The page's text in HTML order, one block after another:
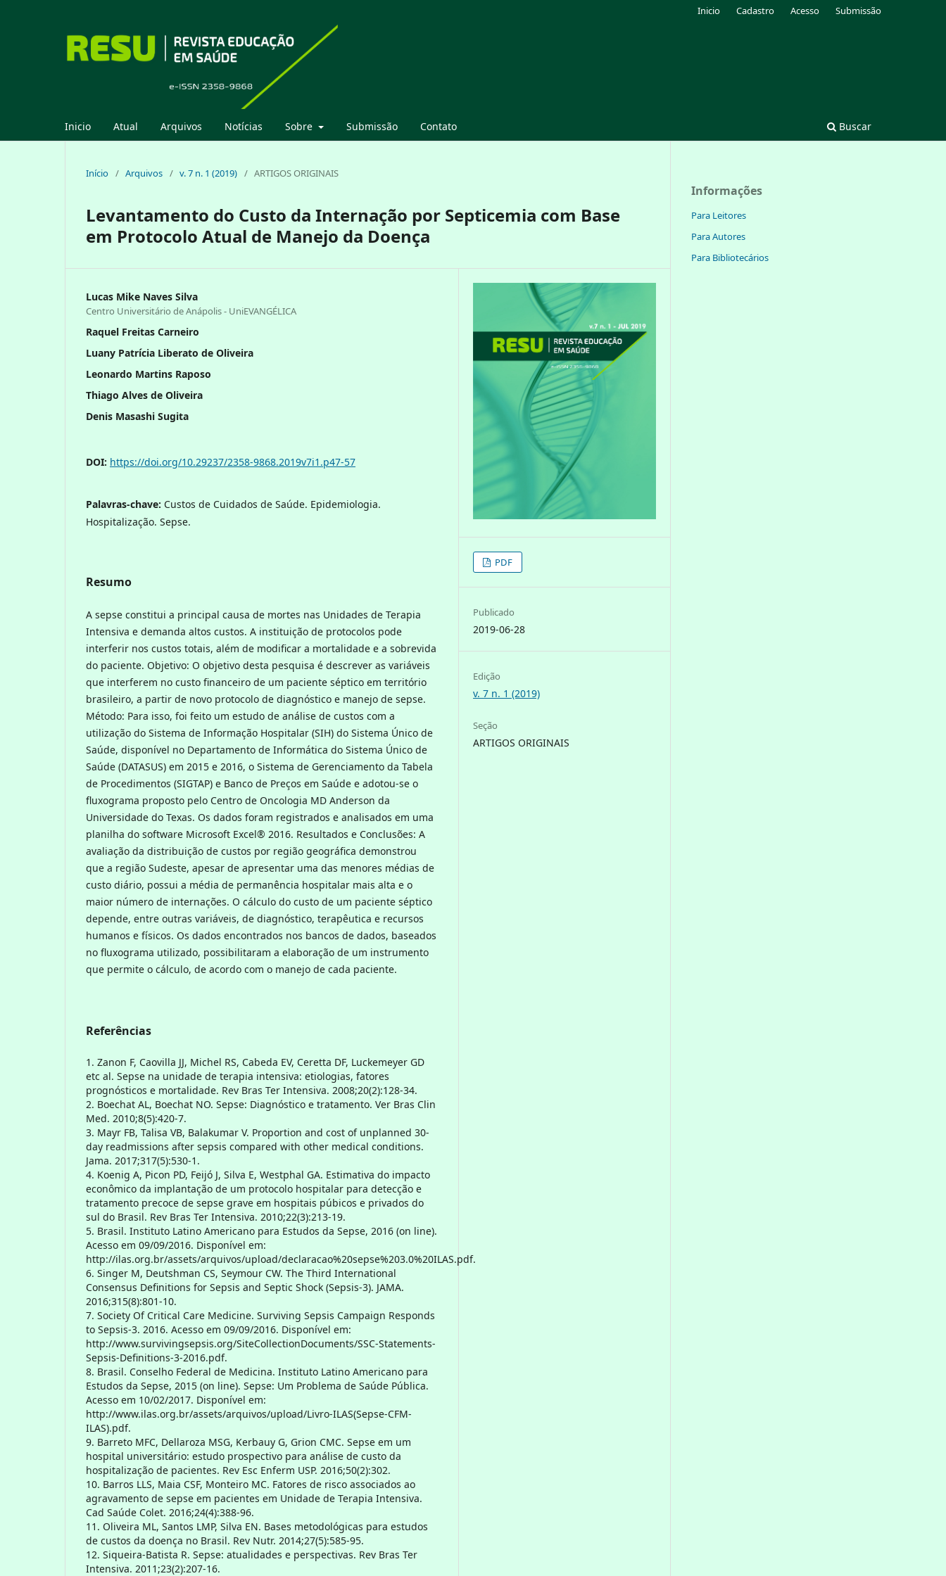
Inicio Atual Arquivos Notícias Sobre Submissão Contato Buscar
Inicio Cadastro Acesso Submissão
Início / Arquivos / v. 7 n. 1 (2019) / ARTIGOS ORIGINAIS
Levantamento do Custo da Internação por Septicemia com Base
em Protocolo Atual de Manejo da Doença
Lucas Mike Naves Silva
Centro Universitário de Anápolis - UniEVANGÉLICA
Raquel Freitas Carneiro
Luany Patrícia Liberato de Oliveira
Leonardo Martins Raposo
Thiago Alves de Oliveira
Denis Masashi Sugita
DOI: https://doi.org/10.29237/2358-9868.2019v7i1.p47-57
Palavras-chave: Custos de Cuidados de Saúde. Epidemiologia.
Hospitalização. Sepse.
Resumo
A sepse constitui a principal causa de mortes nas Unidades de Terapia
Intensiva e demanda altos custos. A instituição de protocolos pode
interferir nos custos totais, além de modificar a mortalidade e a sobrevida
do paciente. Objetivo: O objetivo desta pesquisa é descrever as variáveis
que interferem no custo financeiro de um paciente séptico em território
brasileiro, a partir de novo protocolo de diagnóstico e manejo de sepse.
Método: Para isso, foi feito um estudo de análise de custos com a
utilização do Sistema de Informação Hospitalar (SIH) do Sistema Único de
Saúde, disponível no Departamento de Informática do Sistema Único de
Saúde (DATASUS) em 2015 e 2016, o Sistema de Gerenciamento da Tabela
de Procedimentos (SIGTAP) e Banco de Preços em Saúde e adotou-se o
fluxograma proposto pelo Centro de Oncologia MD Anderson da
Universidade do Texas. Os dados foram registrados e analisados em uma
planilha do software Microsoft Excel® 2016. Resultados e Conclusões: A
avaliação da distribuição de custos por região geográfica demonstrou
que a região Sudeste, apesar de apresentar uma das menores médias de
custo diário, possui a média de permanência hospitalar mais alta e o
maior número de internações. O cálculo do custo de um paciente séptico
depende, entre outras variáveis, de diagnóstico, terapêutica e recursos
humanos e físicos. Os dados encontrados nos bancos de dados, baseados
no fluxograma utilizado, possibilitaram a elaboração de um instrumento
que permite o cálculo, de acordo com o manejo de cada paciente.
Referências
1. Zanon F, Caovilla JJ, Michel RS, Cabeda EV, Ceretta DF, Luckemeyer GD
etc al. Sepse na unidade de terapia intensiva: etiologias, fatores
prognósticos e mortalidade. Rev Bras Ter Intensiva. 2008;20(2):128-34.
2. Boechat AL, Boechat NO. Sepse: Diagnóstico e tratamento. Ver Bras Clin
Med. 2010;8(5):420-7.
3. Mayr FB, Talisa VB, Balakumar V. Proportion and cost of unplanned 30-
day readmissions after sepsis compared with other medical conditions.
Jama. 2017;317(5):530-1.
4. Koenig A, Picon PD, Feijó J, Silva E, Westphal GA. Estimativa do impacto
econômico da implantação de um protocolo hospitalar para detecção e
tratamento precoce de sepse grave em hospitais púbicos e privados do
sul do Brasil. Rev Bras Ter Intensiva. 2010;22(3):213-19.
5. Brasil. Instituto Latino Americano para Estudos da Sepse, 2016 (on line).
Acesso em 09/09/2016. Disponível em:
http://ilas.org.br/assets/arquivos/upload/declaracao%20sepse%203.0%20ILAS.pdf.
6. Singer M, Deutshman CS, Seymour CW. The Third International
Consensus Definitions for Sepsis and Septic Shock (Sepsis-3). JAMA.
2016;315(8):801-10.
7. Society Of Critical Care Medicine. Surviving Sepsis Campaign Responds
to Sepsis-3. 2016. Acesso em 09/09/2016. Disponível em:
http://www.survivingsepsis.org/SiteCollectionDocuments/SSC-Statements-
Sepsis-Definitions-3-2016.pdf.
8. Brasil. Conselho Federal de Medicina. Instituto Latino Americano para
Estudos da Sepse, 2015 (on line). Sepse: Um Problema de Saúde Pública.
Acesso em 10/02/2017. Disponível em:
http://www.ilas.org.br/assets/arquivos/upload/Livro-ILAS(Sepse-CFM-
ILAS).pdf.
9. Barreto MFC, Dellaroza MSG, Kerbauy G, Grion CMC. Sepse em um
hospital universitário: estudo prospectivo para análise de custo da
hospitalização de pacientes. Rev Esc Enferm USP. 2016;50(2):302.
10. Barros LLS, Maia CSF, Monteiro MC. Fatores de risco associados ao
agravamento de sepse em pacientes em Unidade de Terapia Intensiva.
Cad Saúde Colet. 2016;24(4):388-96.
11. Oliveira ML, Santos LMP, Silva EN. Bases metodológicas para estudos
de custos da doença no Brasil. Rev Nutr. 2014;27(5):585-95.
12. Siqueira-Batista R. Sepse: atualidades e perspectivas. Rev Bras Ter
Intensiva. 2011;23(2):207-16.
PDF
Publicado
2019-06-28
Edição
v. 7 n. 1 (2019)
Seção
ARTIGOS ORIGINAIS
Informações
Para Leitores
Para Autores
Para Bibliotecários